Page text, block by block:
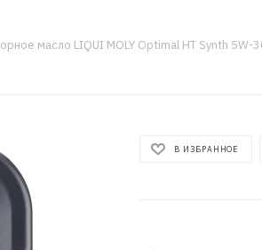
масло LIQUI MOLY Optimal HT Synth 5W-
В ИЗБРАННОЕ